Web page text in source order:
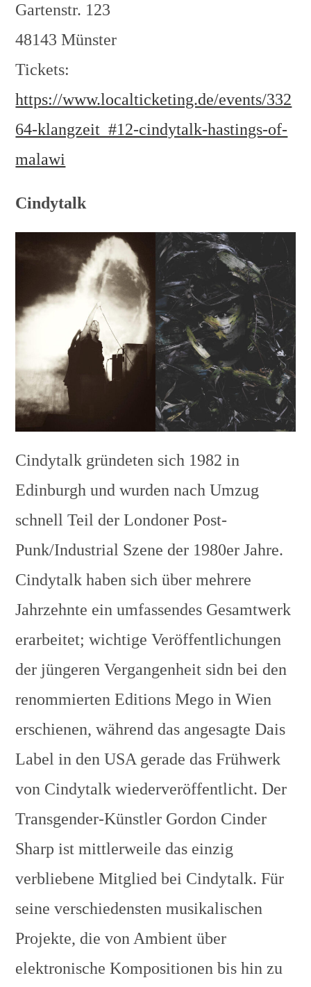
Gartenstr. 123
48143 Münster
Tickets:
https://www.localticketing.de/events/332
64-klangzeit_#12-cindytalk-hastings-of-
malawi
Cindytalk
Cindytalk gründeten sich 1982 in
Edinburgh und wurden nach Umzug
schnell Teil der Londoner Post-
Punk/Industrial Szene der 1980er Jahre.
Cindytalk haben sich über mehrere
Jahrzehnte ein umfassendes Gesamtwerk
erarbeitet; wichtige Veröffentlichungen
der jüngeren Vergangenheit sidn bei den
renommierten Editions Mego in Wien
erschienen, während das angesagte Dais
Label in den USA gerade das Frühwerk
von Cindytalk wiederveröffentlicht. Der
Transgender-Künstler Gordon Cinder
Sharp ist mittlerweile das einzig
verbliebene Mitglied bei Cindytalk. Für
seine verschiedensten musikalischen
Projekte, die von Ambient über
elektronische Kompositionen bis hin zu